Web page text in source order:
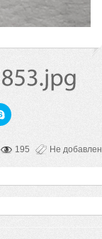
195 Не